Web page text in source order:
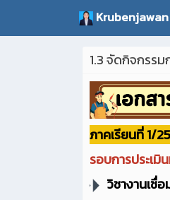
Krubenjawan
1.3 จัดกิจกรรม
ภาคเรียนที่ 1/
รอบการประเ
วิชางานเชื่